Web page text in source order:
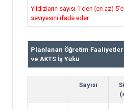
Yıldızların sayısı 1’den (en az)
seviyesini ifade eder
Planlanan Öğretim
ve AKTS İş Yükü
Sayısı